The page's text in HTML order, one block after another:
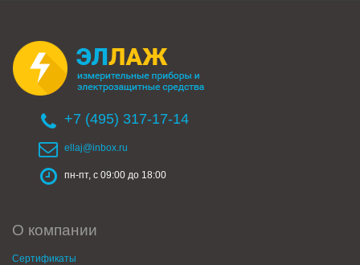
+7 (495) 317-17-14
ellaj@inbox.ru
пн-пт, с 09:00 до 18:00
О компании
Сертификаты